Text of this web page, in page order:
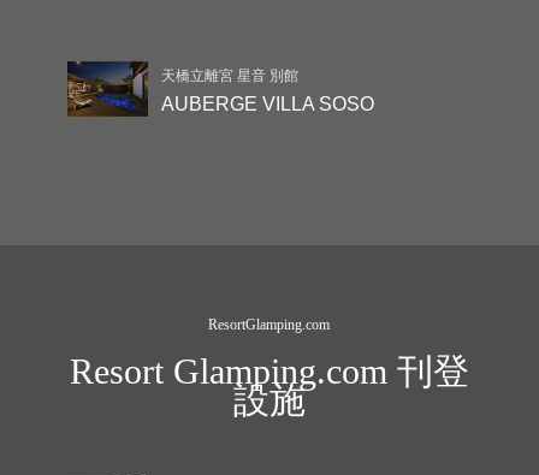
天橋立離宮 星音 別館
AUBERGE VILLA SOSO
ResortGlamping.com
Resort Glamping.com 刊登
設施